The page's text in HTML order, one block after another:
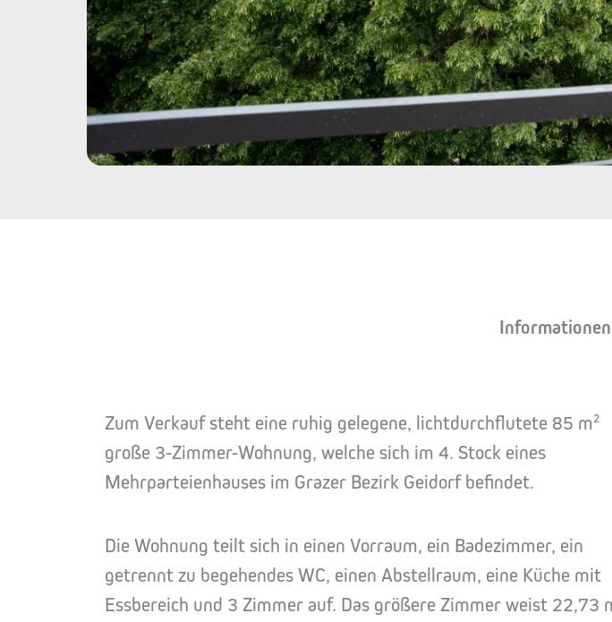
Zum Verkauf steht eine ruhig gelegene, lichtdurchflutete 85 m²
große 3-Zimmer-Wohnung, welche sich im 4. Stock eines
Mehrparteienhauses im Grazer Bezirk Geidorf befindet.
Die Wohnung teilt sich in einen Vorraum, ein Badezimmer, ein
getrennt zu begehendes WC, einen Abstellraum, eine Küche mit
Essbereich und 3 Zimmer auf. Das größere Zimmer weist 22,73